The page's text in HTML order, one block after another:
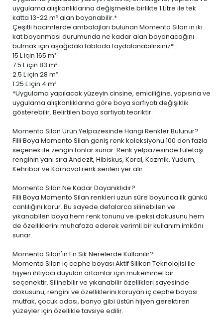
uygulama alışkanlıklarına değişmekle birlikte 1 Litre ile tek
katta 13-22 m² alan boyanabilir.*
Çeşitli hacimlerde ambalajları bulunan Momento Silan ın iki
kat boyanması durumunda ne kadar alan boyanacağını
bulmak için aşağıdaki tabloda faydalanabilirsiniz*:
15 Liçin 165 m²
7.5 Liçin 83 m²
2.5 Liçin 28 m²
1.25 Liçin 4 m²
*Uygulama yapılacak yüzeyin cinsine, emiciliğine, yapısına ve
uygulama alışkanlıklarına göre boya sarfiyatı değişiklik
gösterebilir. Belirtilen boya sarfiyatı teoriktir.
Momento Silan Ürün Yelpazesinde Hangi Renkler Bulunur?
Filli Boya Momento Silan geniş renk koleksiyonu 100 den fazla
seçenek ile zengin tonlar sunar. Renk yelpazesinde Lületaşı
renginin yanı sıra Andezit, Hibiskus, Koral, Kozmik, Yudum,
Kehribar ve Karnaval renk serileri yer alır.
Momento Silan Ne Kadar Dayanıklıdır?
Filli Boya Momento Silan renkleri uzun süre boyunca ilk günkü
canlılığını korur. Bu sayede defalarca silinebilen ve
yıkanabilen boya hem renk tonunu ve ipeksi dokusunu hem
de özelliklerini muhafaza ederek verimli bir kullanım imkânı
sunar.
Momento Silan'ın En Sık Nerelerde Kullanılır?
Momento Silan iç cephe boyası Aktif Silikon Teknolojisi ile
hijyen ihtiyacı duyulan ortamlar için mükemmel bir
seçenektir. Silinebilir ve yıkanabilir özellikleri sayesinde
dokusunu, rengini ve özelliklerini koruyan iç cephe boyası
mutfak, çocuk odası, banyo gibi üstün hijyen gerektiren
yüzeyler için özellikle tavsiye edilir.